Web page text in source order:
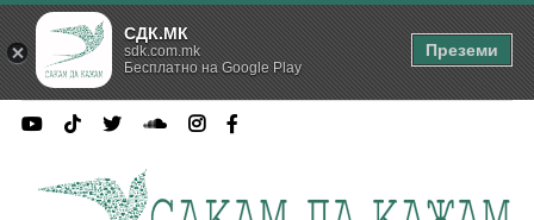
СДК.МК
sdk.com.mk
Бесплатно на Google Play
Преземи